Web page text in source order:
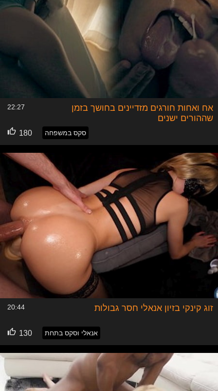
אח ואחות חורגים מזדיינים בחושך בזמן
שההורים ישנים
22:27
סקס במשפחה 180
זוג קינקי בזיון אנאלי חסר גבולות 20:44
אנאלי וסקס בתחת 130